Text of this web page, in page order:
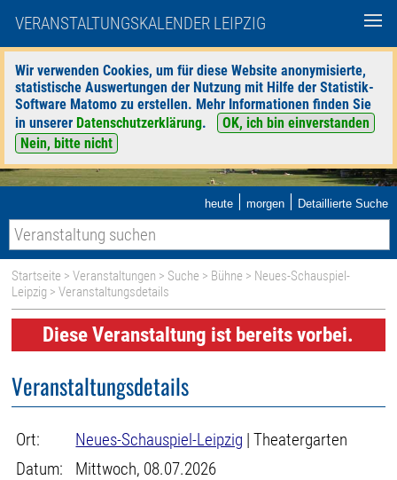
VERANSTALTUNGSKALENDER LEIPZIG
Wir verwenden Cookies, um für diese Website anonymisierte,
statistische Auswertungen der Nutzung mit Hilfe der Statistik-
Software Matomo zu erstellen. Mehr Informationen finden Sie
in unserer Datenschutzerklärung.
OK, ich bin einverstanden
Nein, bitte nicht
heute | morgen | Detaillierte Suche
Startseite >Veranstaltungen > Suche > Bühne > Neues-Schauspiel-
Leipzig > Veranstaltungsdetails
Diese Veranstaltung ist bereits vorbei.
Veranstaltungsdetails
Ort: Neues-Schauspiel-Leipzig | Theatergarten
Datum:
Mittwoch, 08.07.2026